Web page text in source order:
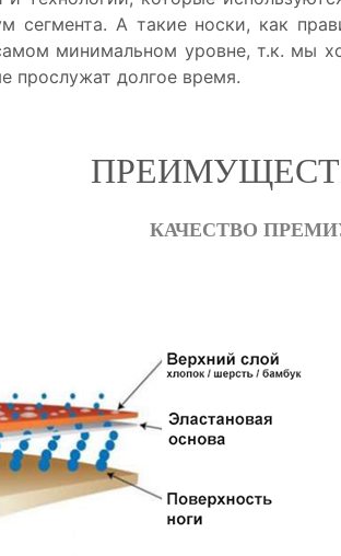
сегмента. А такие носки, как
минимальном уровне, т.к. мы
прослужат долгое время.
КАЧЕСТВО